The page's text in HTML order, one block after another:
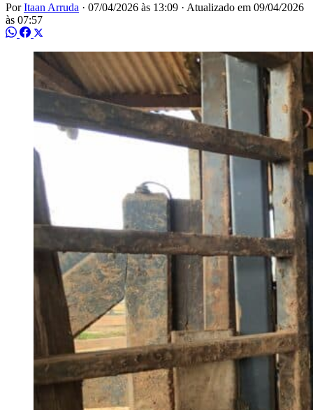
PorItaan Arruda · 07/04/2026 às 13:09 · Atualizado em 09/04/2026
às 07:57